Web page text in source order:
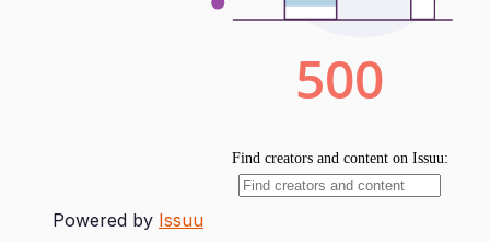
Powered by Issuu